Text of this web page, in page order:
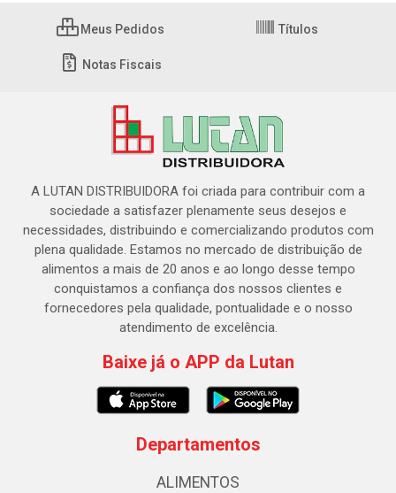
Meus Pedidos Títulos
Notas Fiscais
A LUTAN DISTRIBUIDORA foi criada para contribuir com a
sociedade a satisfazer plenamente seus desejos e
necessidades, distribuindo e comercializando produtos com
plena qualidade. Estamos no mercado de distribuição de
alimentos a mais de 20 anos e ao longo desse tempo
conquistamos a confiança dos nossos clientes e
fornecedores pela qualidade, pontualidade e o nosso
atendimento de excelência.
Baixe já o APP da Lutan
Departamentos
ALIMENTOS